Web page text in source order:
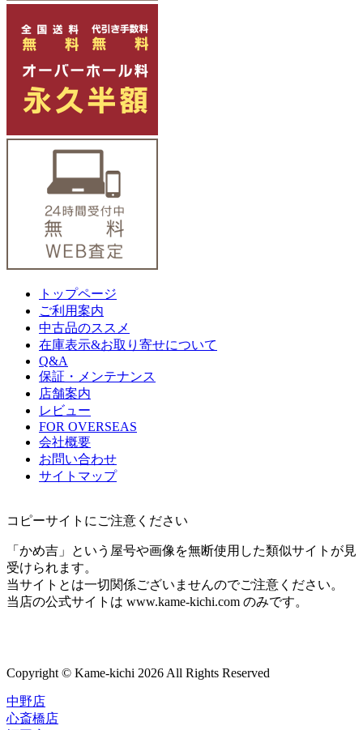
トップページ
ご利用案内
中古品のススメ
在庫表示&お取り寄せについて
Q&A
保証・メンテナンス
店舗案内
レビュー
FOR OVERSEAS
会社概要
お問い合わせ
サイトマップ
コピーサイトにご注意ください
「かめ吉」という屋号や画像を無断使用した類似サイトが見
受けられます。
当サイトとは一切関係ございませんのでご注意ください。
当店の公式サイトは www.kame-kichi.com のみです。
Copyright © Kame-kichi 2026 All Rights Reserved
中野店
心斎橋店